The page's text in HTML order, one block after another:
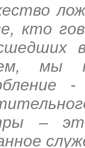
кто
мы
–